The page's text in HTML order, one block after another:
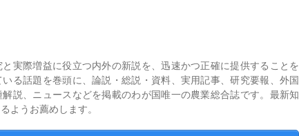
実際増益に役立つ内外の新説を、迅速かつ正確に提供することを
る話題を巻頭に、論説・総説・資料、実用記事、研究要報、外国
説、ニュースなどを掲載のわが国唯一の農業総合誌です。最新知
ようお薦めします。